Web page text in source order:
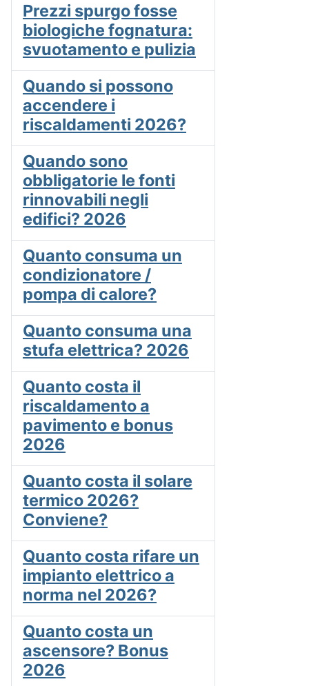
Prezzi spurgo fosse
biologiche fognatura:
svuotamento e pulizia
Quando si possono
accendere i
riscaldamenti 2026?
Quando sono
obbligatorie le fonti
rinnovabili negli
edifici? 2026
Quanto consuma un
condizionatore /
pompa di calore?
Quanto consuma una
stufa elettrica? 2026
Quanto costa il
riscaldamento a
pavimento e bonus
2026
Quanto costa il solare
termico 2026?
Conviene?
Quanto costa rifare un
impianto elettrico a
norma nel 2026?
Quanto costa un
ascensore? Bonus
2026